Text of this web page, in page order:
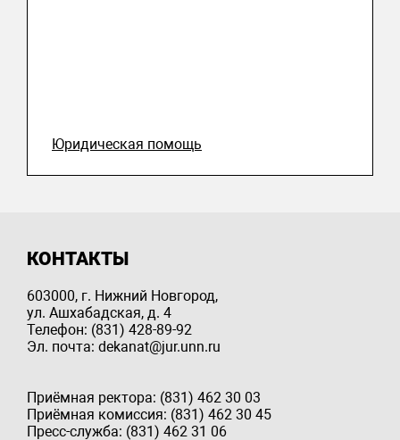
Юридическая помощь
КОНТАКТЫ
603000, г. Нижний Новгород,
ул. Ашхабадская, д. 4
Телефон: (831) 428-89-92
Эл. почта: dekanat@jur.unn.ru
Приёмная ректора: (831) 462 30 03
Приёмная комиссия: (831) 462 30 45
Пресс-служба: (831) 462 31 06